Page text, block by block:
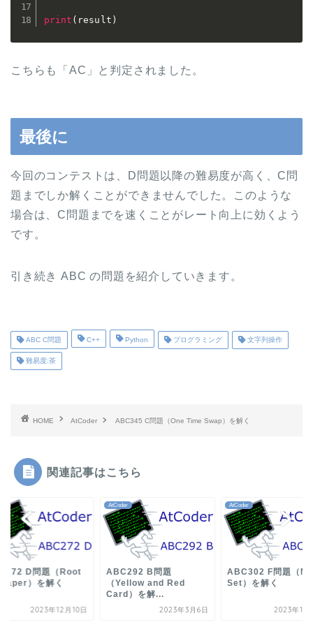
print ( result )
こちらも「AC」と判定されました。
最後に
今回のコンテストは、D問題以降の難易度が高く、C問
題までしか解くことができませんでした。このような
場合は、C問題までを速くことがレート向上に効くよう
です。
引き続き ABC の問題を紹介していきます。
ABC C問題 C++ Python プログラミング 文字列操作
難易度:茶
HOME AtCoder ABC345 C問題（One Time Swap）を解く
関連記事はこちら
D問題（Root
）を解く
2023年12月10日
AtCoder
ABC292 B問題
（Yellow and Red
Card）を解...
2023年3月6日
AtCoder
ABC302 F問題（
Set）を解く
2023年11